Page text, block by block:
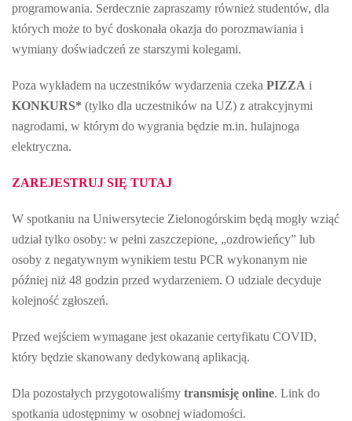
programowania. Serdecznie zapraszamy również studentów, dla
których może to być doskonała okazja do porozmawiania i
wymiany doświadczeń ze starszymi kolegami.
Poza wykładem na uczestników wydarzenia czeka PIZZA i
KONKURS* (tylko dla uczestników na UZ) z atrakcyjnymi
nagrodami, w którym do wygrania będzie m.in. hulajnoga
elektryczna.
ZAREJESTRUJ SIĘ TUTAJ
W spotkaniu na Uniwersytecie Zielonogórskim będą mogły wziąć
udział tylko osoby: w pełni zaszczepione, „ozdrowieńcy” lub
osoby z negatywnym wynikiem testu PCR wykonanym nie
później niż 48 godzin przed wydarzeniem. O udziale decyduje
kolejność zgłoszeń.
Przed wejściem wymagane jest okazanie certyfikatu COVID,
który będzie skanowany dedykowaną aplikacją.
Dla pozostałych przygotowaliśmy transmisję online. Link do
spotkania udostępnimy w osobnej wiadomości.